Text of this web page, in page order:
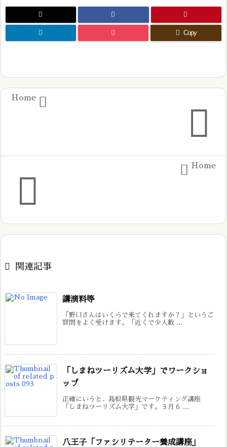
Copy

Home

Home
 関連記事
講演料等
「野口さんはいくらで来てくれますか？」というご
質問をよく受けます。「近くで少人数 ...
「しまねツーリズム大学」でワークショ
ップ
正確にいうと、島根県観光マーケティング講座
「しまねツーリズム大学」です。３月６ ...
八王子「ファシリテーター養成講座」